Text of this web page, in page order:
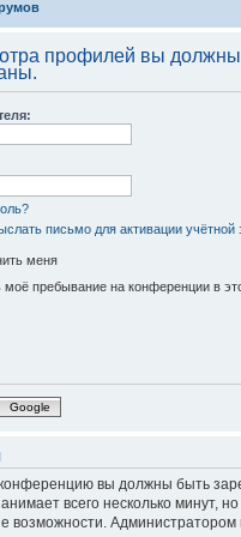
профилей вы
письмо для активации учётной
меня
моё пребывание на конференции в
Google
вы должны быть
всего несколько минут,
возможности. Администратором